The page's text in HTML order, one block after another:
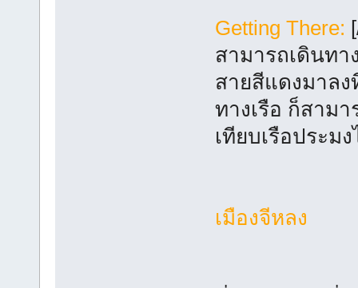
Getting There:
สามารถเดินทา
สายสีแดงมาล
ทางเรือ ก็สาม
เทียบเรือประมง
เมืองจีหลง